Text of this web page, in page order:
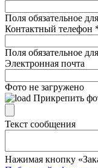
Поля обязательное
Контактный телефон
Поля обязательное
Электронная почта
Фото не загружено
Прикрепить
Текст сообщения
Нажимая кнопку